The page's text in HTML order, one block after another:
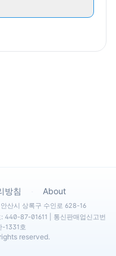
방침 About
산시 상록구 수인로 628-16
440-87-01611 | 통신판매업신고번
-1331호
reserved.